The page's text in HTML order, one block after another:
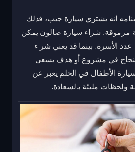
أنه يشتري سيارة جيب، فذلك
مرموقة. شراء سيارة صالون يمكن
الأسرة، بينما قد يعني شراء
في مشروع أو هدف يسعى
سيارة الأطفال في الحلم يعبر عن
ولحظات مليئة بالسعادة.